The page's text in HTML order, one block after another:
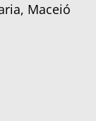
Maceió